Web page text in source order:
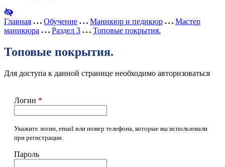
Главная Обучение Маникюр и педикюр
Мастер
маникюра
Раздел 3 Топовые покрытия.
Топовые покрытия.
Для доступа к данной странице необходимо авторизоваться
Логин *
Укажите логин, email или номер телефона, которые вы использовали
при регистрации.
Пароль